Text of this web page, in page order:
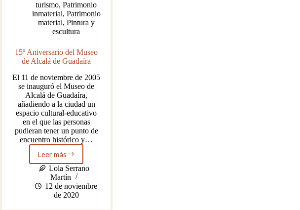
turismo,Patrimonio
inmaterial, Patrimonio
material, Pintura y
escultura
15º Aniversario del Museo
de Alcalá de Guadaíra
El 11 de noviembre de 2005
se inauguró el Museo de
Alcalá de Guadaíra,
añadiendo a la ciudad un
espacio cultural-educativo
en el que las personas
pudieran tener un punto de
encuentro histórico y…
Leer más
15º
Aniversario
del
Museo
de
Lola Serrano
Martín
12 de noviembre
de 2020